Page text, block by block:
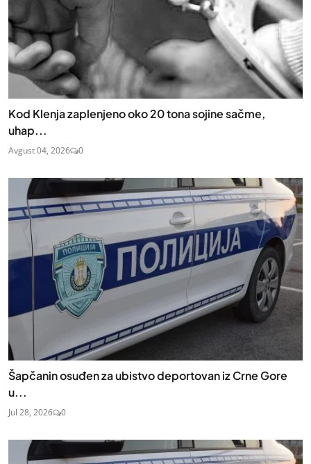
Kod Klenja zaplenjeno oko 20 tona sojine sačme,
uhap...
Avgust 04, 2026 0
Šapčanin osuđen za ubistvo deportovan iz Crne Gore
u...
Jul 28, 2026 0